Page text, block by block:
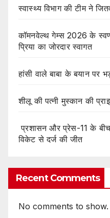
स्वास्थ्य विभाग की टीम ने
कॉमनवेल्थ गेम्स 2026 के
प्रिया का जोरदार स्वागत
हांसी वाले बाबा के बयान पर
शीलू की पत्नी मुस्कान की
प्रशासन और प्रेस-11 के
विकेट से दर्ज की जीत
Recent Comments
No comments to show.